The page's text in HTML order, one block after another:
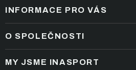
INFORMACE PRO VÁS
DOPRAVA A PLATBA
OBCHODNÍ PODMÍNKY
REKLAMACE A VRÁCENÍ ZBOŽÍ
O SPOLEČNOSTI
KARIÉRA
MY JSME INASPORT